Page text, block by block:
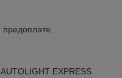
EXPRESS